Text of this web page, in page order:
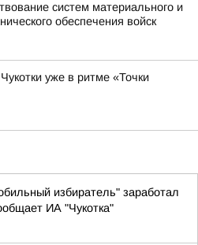
систем материального и
обеспечения войск
уже в ритме «Точки
избиратель" заработал
ИА "Чукотка"